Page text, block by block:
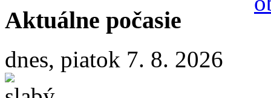
Aktuálne počasie
dnes, piatok 7. 8. 2026